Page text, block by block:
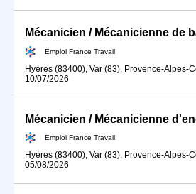
Mécanicien / Mécanicienne de
Emploi France Travail
Hyères (83400), Var (83), Provence-Alpes-
10/07/2026
Emploi France Travail
Hyères (83400), Var (83), Provence-Alpes-
05/08/2026